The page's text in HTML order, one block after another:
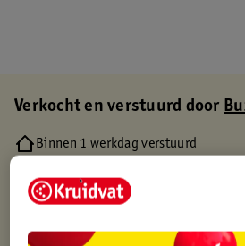
Verkocht en verstuurd door
Binnen 1 werkdag verstuurd
Gratis retourneren via
Gratis punten met je Kruidvat kaart